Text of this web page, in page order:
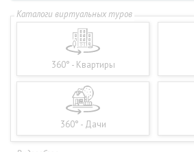
360° - Квартиры
360° - Дачи